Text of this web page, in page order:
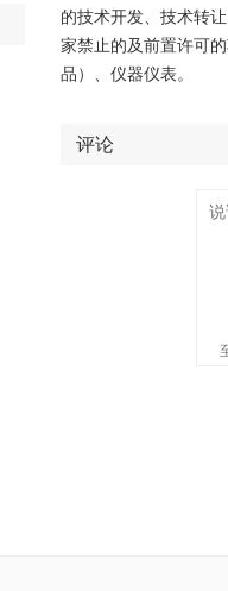
的技术开发、技术转
家禁止的及前置许可
品）、仪器仪表。
评论